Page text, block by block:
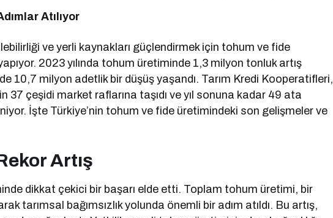
Atılıyor
ve yerli kaynakları güçlendirmek için tohum ve fide
2023 yılında tohum üretiminde 1,3 milyon tonluk artış
10,7 milyon adetlik bir düşüş yaşandı. Tarım Kredi Kooperatifleri,
37 çeşidi market raflarına taşıdı ve yıl sonuna kadar 49 ata
İşte Türkiye’nin tohum ve fide üretimindeki son gelişmeler ve
Artış
dikkat çekici bir başarı elde etti. Toplam tohum üretimi, bir
tarımsal bağımsızlık yolunda önemli bir adım atıldı. Bu artış,